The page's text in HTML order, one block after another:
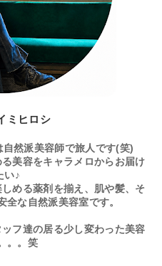
ミヒロシ
然派美容師で旅人です(笑)
美容をキャラメロからお届け
い♪
める薬剤を揃え、肌や髪、そ
全な自然派美容室です。
フ達の居る少し変わった美容
。。笑